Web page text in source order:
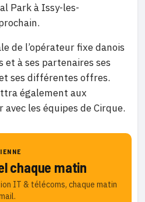
Park à Issy-les-
de l’opérateur fixe danois
et à ses partenaires ses
ses différentes offres.
également aux
les équipes de Cirque.
chaque matin
IT & télécoms, chaque matin